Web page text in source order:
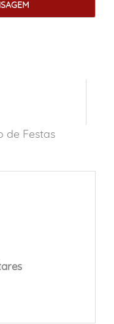
de Festas